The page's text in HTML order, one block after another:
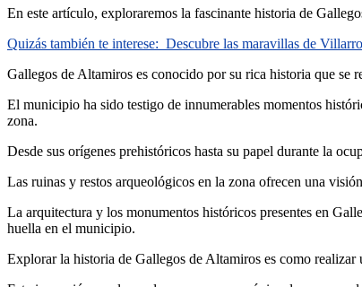
En este artículo, exploraremos la fascinante historia de
Quizás también te interese: Descubre las maravillas de
Gallegos de Altamiros es conocido por su rica historia que se
El municipio ha sido testigo de innumerables momentos
zona.
Desde sus orígenes prehistóricos hasta su papel durante la
Las ruinas y restos arqueológicos en la zona ofrecen una
La arquitectura y los monumentos históricos presentes en
huella en el municipio.
Explorar la historia de Gallegos de Altamiros es como